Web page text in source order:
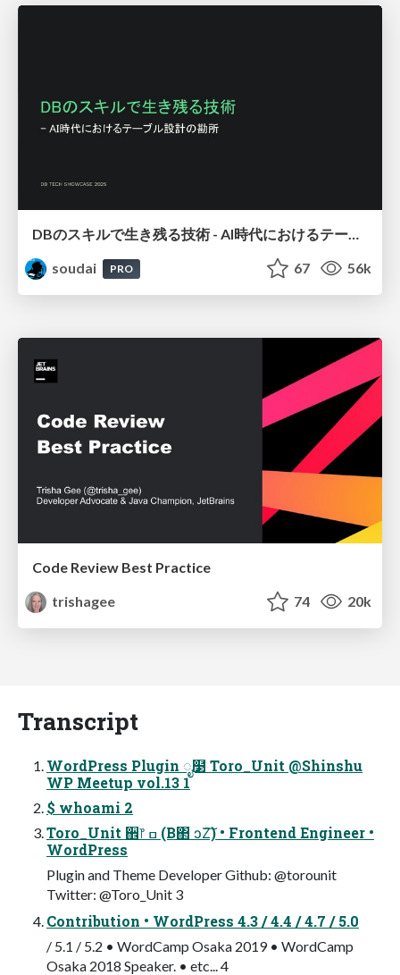
DBのスキルで生き残る技術 - AI時代におけるテーブル設計の勘所
soudai
PRO 67 56k
Code Review Best Practice
trishagee
74 20k
Transcript
WordPress Plugin ೖ໳ Toro_Unit @Shinshu
WP Meetup vol.13 1
$ whoami 2
Toro_Unit ઎෦ ߛ (͏Β΂ ͻΖ͠) • Frontend Engineer •
WordPress
Plugin and Theme Developer Github: @torounit
Twitter: @Toro_Unit 3
Contribution • WordPress 4.3 / 4.4 / 4.7 / 5.0
/ 5.1 / 5.2 • WordCamp Osaka 2019 • WordCamp
Osaka 2018 Speaker. • etc... 4